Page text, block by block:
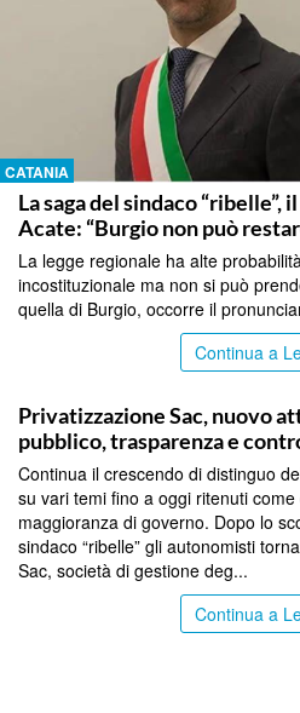
CATANIA
La saga del sindaco
Acate: “Burgio non può
La legge regionale ha alte
incostituzionale ma non si può
quella di Burgio, occorre il
Continua a
Privatizzazione Sac, nuovo
pubblico, trasparenza e
Continua il crescendo di distinguo
su vari temi fino a oggi ritenuti
maggioranza di governo. Dopo lo
sindaco “ribelle” gli autonomisti
Sac, società di gestione deg...
Continua a